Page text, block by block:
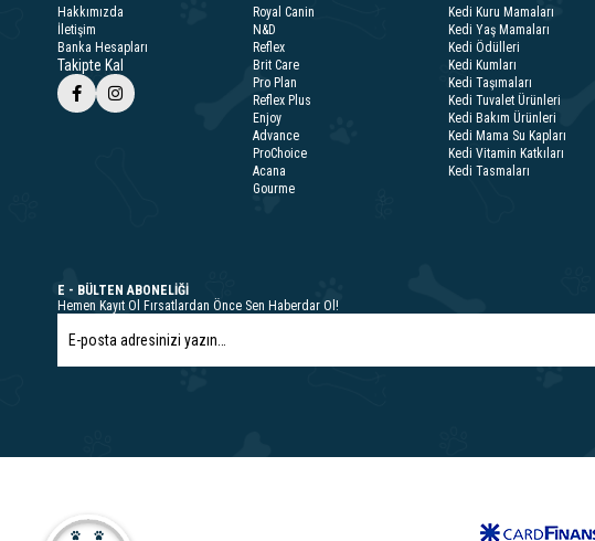
Hakkımızda
İletişim
Banka Hesapları
Takipte Kal
Royal Canin
N&D
Reflex
Brit Care
Pro Plan
Reflex Plus
Enjoy
Advance
ProChoice
Acana
Gourme
Kedi Kuru Mamaları
Kedi Yaş Mamaları
Kedi Ödülleri
Kedi Kumları
Kedi Taşımaları
Kedi Tuvalet Ürünleri
Kedi Bakım Ürünleri
Kedi Mama Su Kapları
Kedi Vitamin Katkıları
Kedi Tasmaları
E - BÜLTEN ABONELİĞİ
Hemen Kayıt Ol Fırsatlardan Önce Sen Haberdar Ol!
Öne Çıkanlar